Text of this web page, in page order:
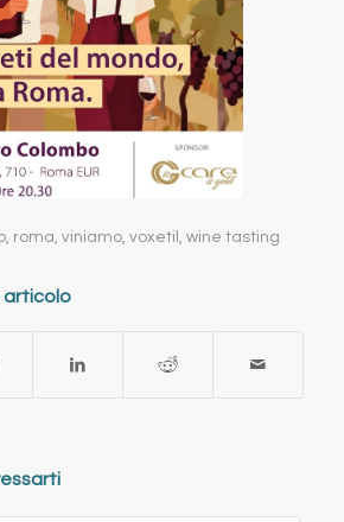
, roma viniamo, voxetil wine tasting
articolo